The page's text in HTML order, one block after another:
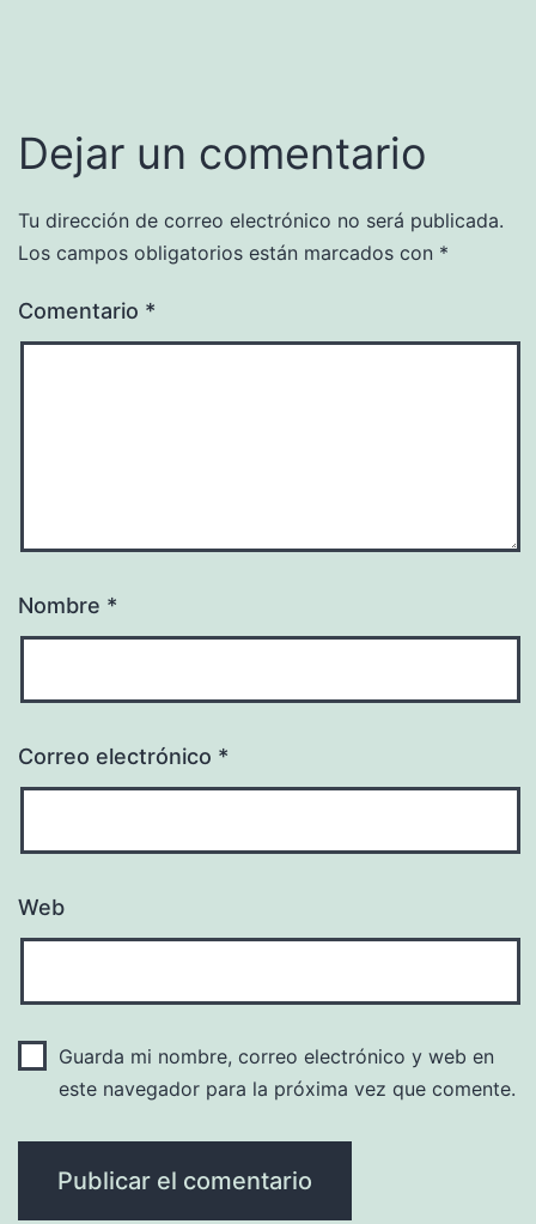
Dejar un comentario
Tu dirección de correo electrónico no será publicada.
Los campos obligatorios están marcados con *
Comentario *
Nombre *
Correo electrónico *
Web
Guarda mi nombre, correo electrónico y web en
este navegador para la próxima vez que comente.